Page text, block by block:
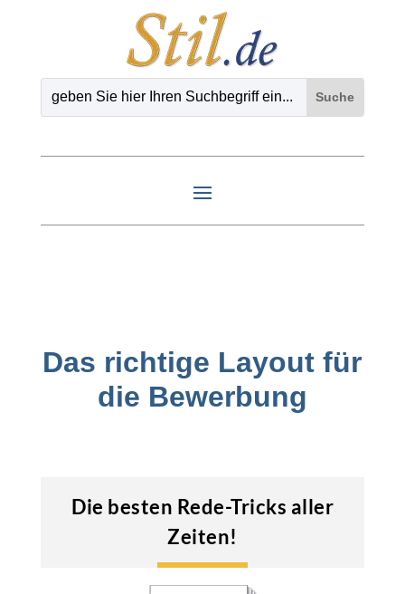
Das richtige Layout für
die Bewerbung